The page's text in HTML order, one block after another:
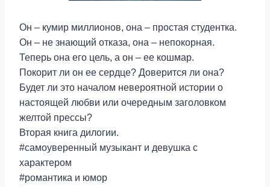
Он – кумир миллионов, она – простая студентка.
Он – не знающий отказа, она – непокорная.
Теперь она его цель, а он – ее кошмар.
Покорит ли он ее сердце? Доверится ли она?
Будет ли это началом невероятной истории о
настоящей любви или очередным заголовком
желтой прессы?
Вторая книга дилогии.
#самоуверенный музыкант и девушка с
характером
#романтика и юмор